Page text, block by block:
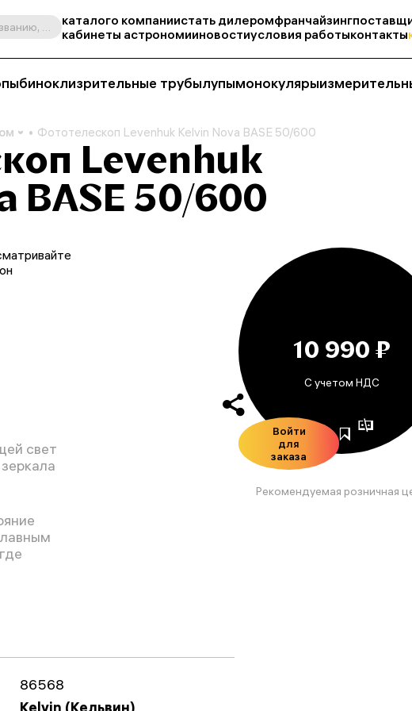
Поиск, по названию, артикулу, категории и др. каталого компаниистать дилеромфранчайзинг
кабинеты астрономииновостиусловия работыконтакты
биноклизрительные трубылупымонокуляры
Фототелескоп Levenhuk Kelvin Nova BASE 50/600
Levenhuk
BASE 50/600
10 990 ₽
С учетом НДС
Войти
для
заказа
Рекомендуемая розничная
свет
86568